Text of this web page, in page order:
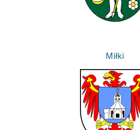
Miłki
Miłki